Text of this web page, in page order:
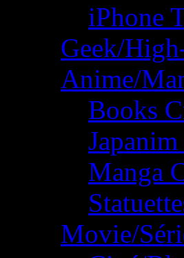
iPhone
Geek/
Anime/
Books
Manga
Movie/